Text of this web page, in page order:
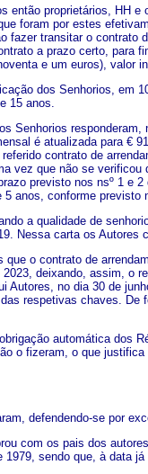
então proprietários, HH
foram por estes
fazer transitar o contrato
a prazo certo, para
e um euros), valor
dos Senhorios, em
15 anos.
Senhorios
é atualizada para €
contrato de
vez que não se verificou
previsto nos nsº 1 e
anos, conforme previsto
a qualidade de
Nessa carta os Autores
que o contrato de
deixando, assim, o
Autores, no dia 30 de
respetivas chaves.
automática dos
o fizeram, o que
defendendo-se por
com os pais dos
1979, sendo que, à data